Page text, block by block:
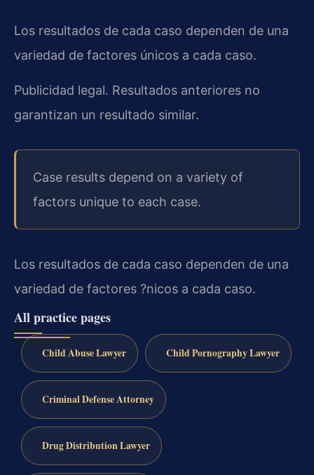
Los resultados de cada caso dependen de una
variedad de factores únicos a cada caso.
Publicidad legal. Resultados anteriores no
garantizan un resultado similar.
Case results depend on a variety of
factors unique to each case.
Los resultados de cada caso dependen de una
variedad de factores ?nicos a cada caso.
All practice pages
Child Abuse Lawyer Child Pornography Lawyer
Criminal Defense Attorney
Drug Distribution Lawyer